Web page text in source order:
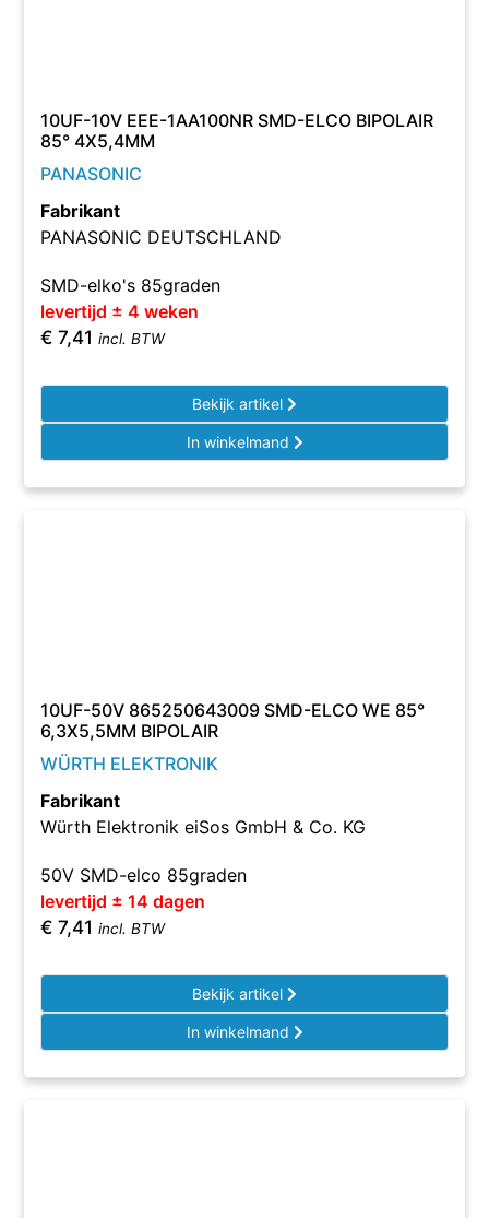
10UF-10V EEE-1AA100NR SMD-ELCO BIPOLAIR
85° 4X5,4MM
PANASONIC
Fabrikant
PANASONIC DEUTSCHLAND
SMD-elko's 85graden
levertijd ± 4 weken
€ 7,41 incl. BTW
Bekijk artikel
In winkelmand
10UF-50V 865250643009 SMD-ELCO WE 85°
6,3X5,5MM BIPOLAIR
WÜRTH ELEKTRONIK
Fabrikant
Würth Elektronik eiSos GmbH & Co. KG
50V SMD-elco 85graden
levertijd ± 14 dagen
€ 7,41 incl. BTW
Bekijk artikel
In winkelmand